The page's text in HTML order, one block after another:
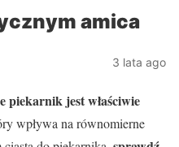
amica
3 lata ago
piekarnik jest właściwie
wpływa na równomierne